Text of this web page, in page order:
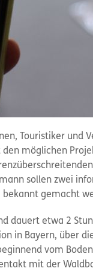
Touristiker und
möglichen
sollen zwei
bekannt gemacht
dauert etwa 2
in Bayern, über
vom
mit der